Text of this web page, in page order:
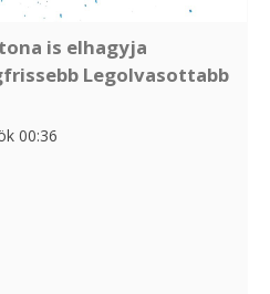
is elhagyja
Legolvasottabb
00:36